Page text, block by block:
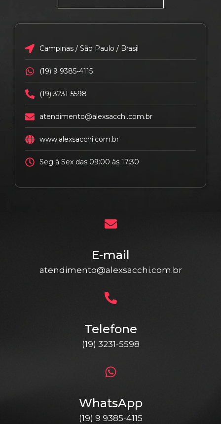
Campinas / São Paulo / Brasil
(19) 9 9385-4115
(19) 3231-5598
atendimento@alexsacchi.com.br
www.alexsacchi.com.br
Seg à Sex das 09:00 às 17:30
E-mail
atendimento@alexsacchi.com.br
Telefone
(19) 3231-5598
WhatsApp
(19) 9 9385-4115